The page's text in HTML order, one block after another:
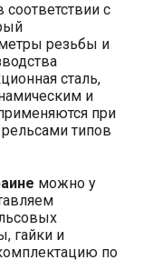
с
резьбы и
сталь,
и
при
типов
можно у
гайки и
по